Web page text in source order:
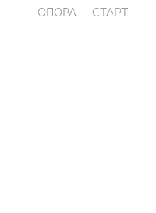
ОПОРА — СТАРТ